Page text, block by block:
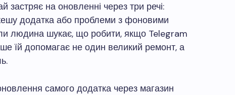
застряє на оновленні через три речі:
додатка або проблеми з фоновими
людина шукає, що робити, якщо Telegram
їй допомагає не один великий ремонт, а
самого додатка через магазин